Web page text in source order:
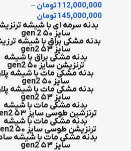
112,000,000تومان–
145,000,000تومان
بدنه سرمه ای با شیشه
سایز ۵۰ gen 2
بدنه مشکی براق با شیشه
سایز ۵۳ gen2
بدنه مشکی براق با شیشه
ترنزیشن سایز ۵۰ gen2
بدنه مشکی مات با شیشه
سایز ۵۰ gen2
بدنه مشکی مات با شیشه
سایز ۵۳ gen2
بدنه مشکی مات با شیشه
ترنزشین طوسی سایز ۵۳ gen2
بدنه مشکی مات با شیشه
ترنزیشن طوسی سایز ۵۰ gen2
بدنه مشکی مات با شیشه
سایز ۵۳ gen2